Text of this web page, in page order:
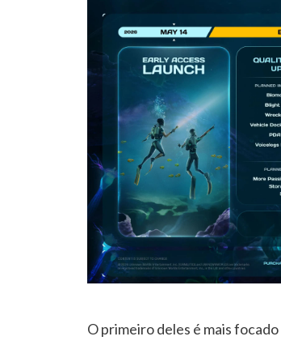
O primeiro deles é mais